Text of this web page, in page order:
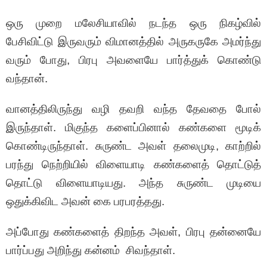
ஒரு முறை மலேசியாவில் நடந்த ஒரு நிகழ்வில்
பேசிவிட்டு இருவரும் விமானத்தில் அருகருகே அமர்ந்து
வரும் போது, பிரபு அவளையே பார்த்துக் கொண்டு
வந்தான்.
வானத்திலிருந்து வழி தவறி வந்த தேவதை போல்
இருந்தாள். மிகுந்த களைப்பினால் கண்களை மூடிக்
கொண்டிருந்தாள். சுருண்ட அவள் தலைமுடி, காற்றில்
பரந்து நெற்றியில் விளையாடி கண்களைத் தொட்டுத்
தொட்டு விளையாடியது. அந்த சுருண்ட முடியை
ஒதுக்கிவிட அவன் கை பரபரத்தது.
அப்போது கண்களைத் திறந்த அவள், பிரபு தன்னையே
பார்ப்பது அறிந்து கன்னம் சிவந்தாள்.